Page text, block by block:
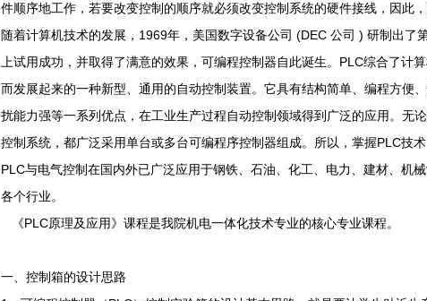
件顺序地工作，若要改变控制的顺序就必须改变控制系统的硬件接线，因此，
随着计算机技术的发展，1969年，美国数字设备公司 (DEC 公司 ) 研制出了
上试用成功，并取得了满意的效果，可编程控制器自此诞生。PLC综合了计
而发展起来的一种新型、通用的自动控制装置。它具有结构简单、编程方便
扰能力强等一系列优点，在工业生产过程自动控制领域得到广泛的应用。无
控制系统，都广泛采用单台或多台可编程序控制器组成。所以，掌握PLC技
PLC与电气控制在国内外已广泛应用于钢铁、石油、化工、电力、建材、机
各个行业。
《PLC原理及应用》课程是我院机电一体化技术专业的核心专业课程。
一、控制箱的设计思路